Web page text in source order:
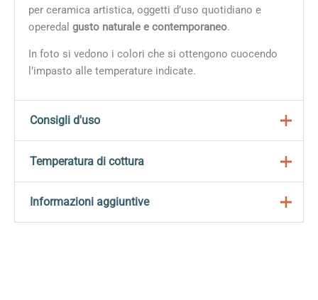
per ceramica artistica, oggetti d’uso quotidiano e
operedal gusto naturale e contemporaneo.
In foto si vedono i colori che si ottengono cuocendo
l’impasto alle temperature indicate.
Consigli d'uso
Ideale per tornio e modellazione manuale sia per pezzi
Temperatura di cottura
Temperatura di cottura: 1000°C-1240ºC
Informazioni aggiuntive